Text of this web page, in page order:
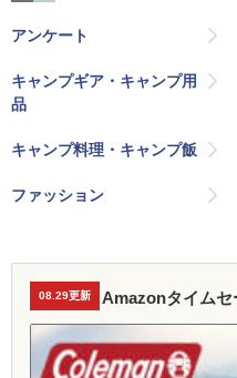
アンケート
キャンプギア・キャンプ用
品
キャンプ料理・キャンプ飯
ファッション
08.29更新 Amazonタイムセ